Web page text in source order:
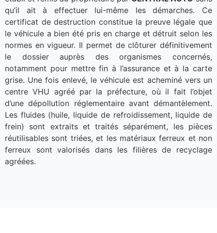
qu’il ait à effectuer lui-même les démarches. Ce
certificat de destruction constitue la preuve légale que
le véhicule a bien été pris en charge et détruit selon les
normes en vigueur. Il permet de clôturer définitivement
le dossier auprès des organismes concernés,
notamment pour mettre fin à l’assurance et à la carte
grise. Une fois enlevé, le véhicule est acheminé vers un
centre VHU agréé par la préfecture, où il fait l’objet
d’une dépollution réglementaire avant démantèlement.
Les fluides (huile, liquide de refroidissement, liquide de
frein) sont extraits et traités séparément, les pièces
réutilisables sont triées, et les matériaux ferreux et non
ferreux sont valorisés dans les filières de recyclage
agréées.